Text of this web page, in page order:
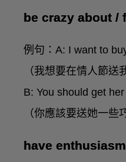
be crazy about /
例句：A: I want to
（我想要在情人節送
B: You should get
（你應該要送她一些
have